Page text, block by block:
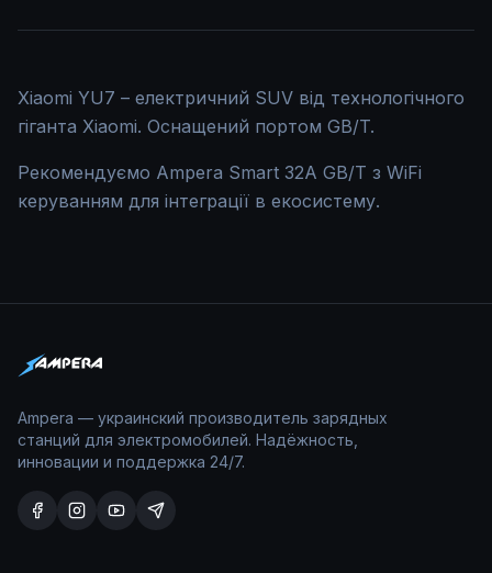
Xiaomi YU7 – електричний SUV від технологічного
гіганта Xiaomi. Оснащений портом GB/T.
Рекомендуємо Ampera Smart 32A GB/T з WiFi
керуванням для інтеграції в екосистему.
Ampera — украинский производитель зарядных
станций для электромобилей. Надёжность,
инновации и поддержка 24/7.